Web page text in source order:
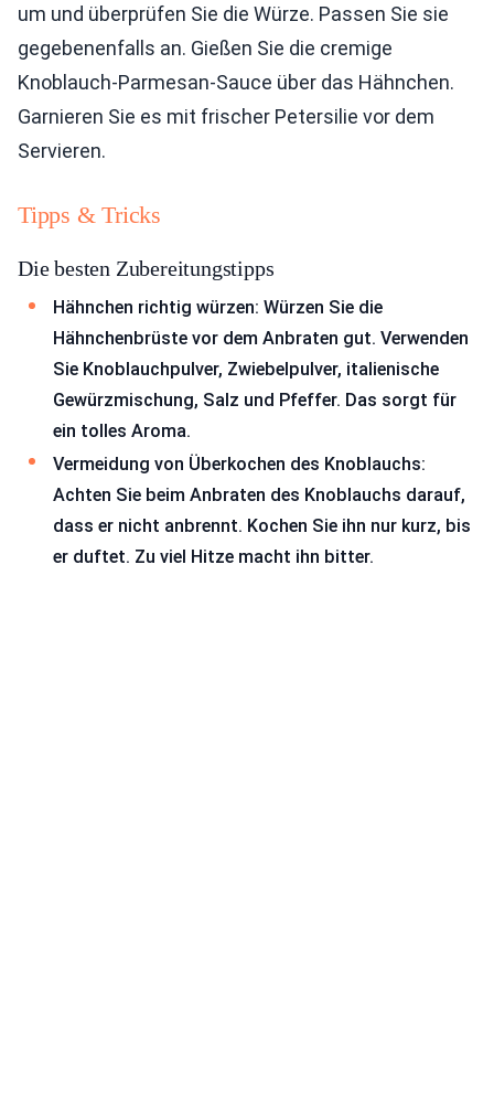
um und überprüfen Sie die Würze. Passen Sie sie
gegebenenfalls an. Gießen Sie die cremige
Knoblauch-Parmesan-Sauce über das Hähnchen.
Garnieren Sie es mit frischer Petersilie vor dem
Servieren.
Tipps & Tricks
Die besten Zubereitungstipps
Hähnchen richtig würzen: Würzen Sie die
Hähnchenbrüste vor dem Anbraten gut. Verwenden
Sie Knoblauchpulver, Zwiebelpulver, italienische
Gewürzmischung, Salz und Pfeffer. Das sorgt für
ein tolles Aroma.
Vermeidung von Überkochen des Knoblauchs:
Achten Sie beim Anbraten des Knoblauchs darauf,
dass er nicht anbrennt. Kochen Sie ihn nur kurz, bis
er duftet. Zu viel Hitze macht ihn bitter.